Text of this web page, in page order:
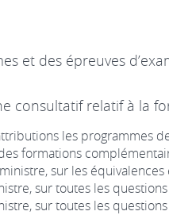
et des épreuves
consultatif relatif à la
les programmes
formations
sur les équivalences
sur toutes les
sur toutes les